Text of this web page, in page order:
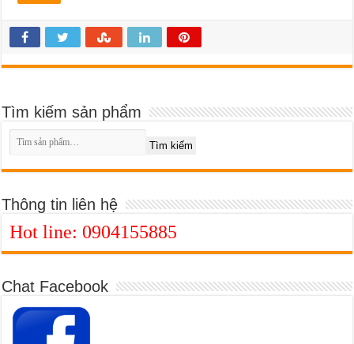
Tìm kiếm sản phẩm
Tìm kiếm
Thông tin liên hệ
Hot line: 0904155885
Chat Facebook